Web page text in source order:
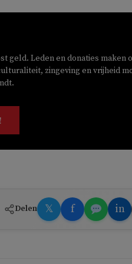
geld. Leden en donaties maken
zingeving en vrijheid
Delen 𝕏 f in